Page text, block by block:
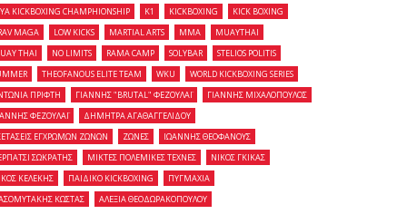
KICKBOXING CHAMPHIONSHIP
K1 KICKBOXING
KICK BOXING
MAGA
LOW KICKS MARTIAL ARTS MMA
MUAYTHAI
THAI
NO LIMITS RAMA CAMP SOLYBAR
STELIOS POLITIS
THEOFANOUS ELITE TEAM WKU
WORLD KICKBOXING SERIES
ΠΡΙΦΤΗ
ΓΙΑΝΝΗΣ "BRUTAL" ΦΕΖΟΥΛΑΪ
ΓΙΑΝΝΗΣ ΜΙΧΑΛΟΠΟΥΛΟΣ
ΦΕΖΟΥΛΑΪ
ΔΗΜΗΤΡΑ ΑΓΑΘΑΓΓΕΛΙΔΟΥ
ΕΓΧΡΩΜΩΝ ΖΩΝΩΝ
ΖΩΝΕΣ
ΙΩΑΝΝΗΣ ΘΕΟΦΑΝΟΥΣ
ΣΩΚΡΑΤΗΣ
ΜΙΚΤΕΣ ΠΟΛΕΜΙΚΕΣ ΤΕΧΝΕΣ
ΝΙΚΟΣ ΓΚΙΚΑΣ
ΚΕΛΕΚΗΣ
ΠΑΙΔΙΚΟ KICKBOXING
ΠΥΓΜΑΧΙΑ
ΚΩΣΤΑΣ
ΑΛΕΞΙΑ ΘΕΟΔΩΡΑΚΟΠΟΥΛΟΥ